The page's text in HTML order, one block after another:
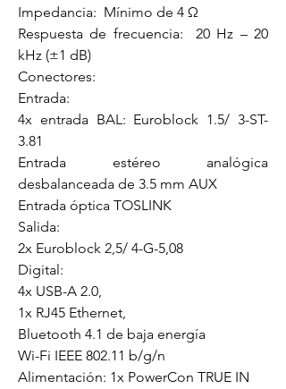
Impedancia: Mínimo de 4 Ω
Respuesta de frecuencia: 20 Hz – 20
kHz (±1 dB)
Conectores:
Entrada:
4x entrada BAL: Euroblock 1.5/ 3-ST-
3.81
Entrada estéreo analógica
desbalanceada de 3.5 mm AUX
Entrada óptica TOSLINK
Salida:
2x Euroblock 2,5/ 4-G-5,08
Digital:
4x USB-A 2.0,
1x RJ45 Ethernet,
Bluetooth 4.1 de baja energía
Wi-Fi IEEE 802.11 b/g/n
Alimentación: 1x PowerCon TRUE IN